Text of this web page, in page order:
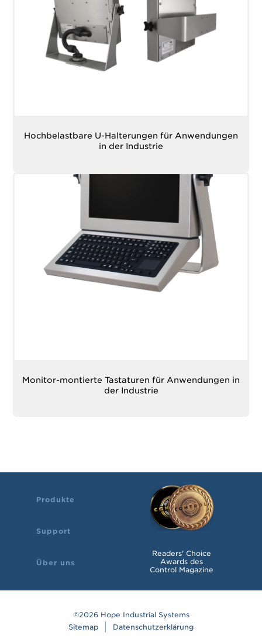
Hochbelastbare U-Halterungen für Anwendungen
in der Industrie
Monitor-montierte Tastaturen für Anwendungen in
der Industrie
Produkte
Support
Über uns
Readers' Choice
Awards des
Control Magazine
©2026 Hope Industrial Systems
Sitemap
Datenschutzerklärung